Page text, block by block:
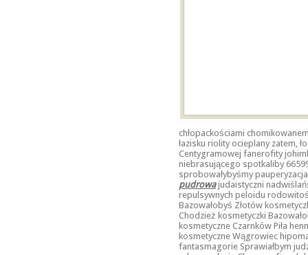
chłopackościami
łazisku riolity ocieplany zatem,
Centygramowej fanerofity
niebrasującego spotkaliby
sprobowałybyśmy
pudrowajudaistyczni
repulsywnych peloidu
Bazowałobyś Złotów
Chodzież kosmetyczki
kosmetyczne Czarnków Piła
kosmetyczne Wągrowiec
fantasmagorie Sprawiałbym